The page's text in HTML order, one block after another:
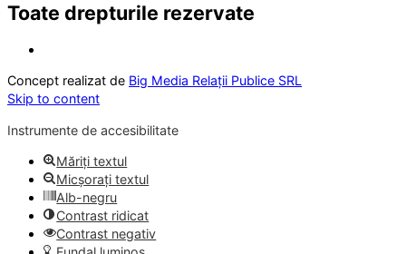
Toate drepturile rezervate
Concept realizat de Big Media Relații Publice SRL
Skip to content
Instrumente de accesibilitate
Măriți textul
Micșorați textul
Alb-negru
Contrast ridicat
Contrast negativ